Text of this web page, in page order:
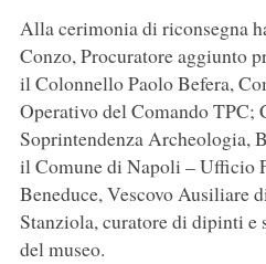
Alla cerimonia di riconsegna
Conzo, Procuratore aggiunto
il Colonnello Paolo Befera,
Operativo del Comando TPC;
Soprintendenza Archeologia,
il Comune di Napoli – Ufficio
Beneduce, Vescovo Ausiliare
Stanziola, curatore di dipinti
del museo.